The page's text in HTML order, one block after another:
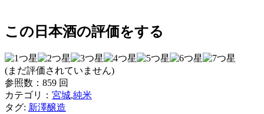
この日本酒の評価をする
(まだ評価されていません)
参照数：859 回
カテゴリ： 宮城,純米
タグ: 新澤醸造